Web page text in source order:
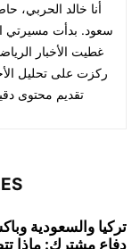
أنا خالد الحربي،
غطيت الأخبار
ركزت على تحليل
تقديم محتوى
تركيا والسعودية
دفاع مشترك: ماذا